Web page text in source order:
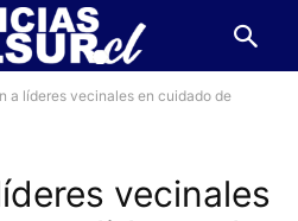
a líderes vecinales en cuidado de
vecinales